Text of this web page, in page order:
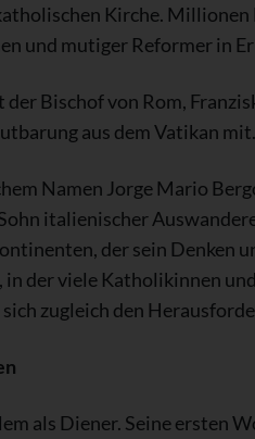
Kirche.
und mutiger Reformer in
Bischof von Rom,
aus dem Vatikan mit.
Namen Jorge Mario
italienischer
der sein Denken
in der viele Katholikinnen
zugleich den
als Diener. Seine ersten